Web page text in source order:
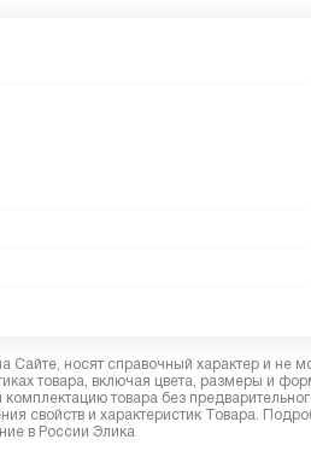
носят справочный характер и не
товара, включая цвета, размеры и
комплектацию товара без
свойств и характеристик Товара.
в России Элика